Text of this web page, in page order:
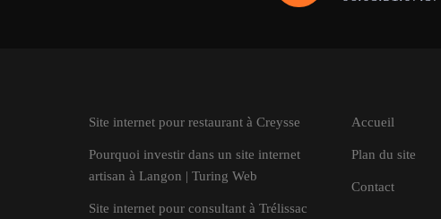
Site internet pour restaurant à Creysse
Pourquoi investir dans un site internet
artisan à Langon | Turing Web
Site internet pour consultant à Trélissac
Accueil
Plan du site
Contact